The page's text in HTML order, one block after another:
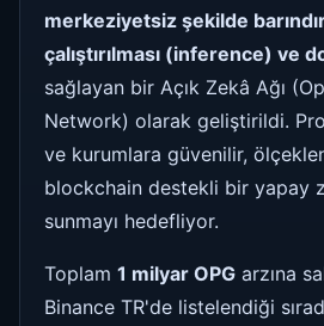
merkeziyetsiz şekilde
çalıştırılması (inference) ve
sağlayan bir Açık Zekâ Ağı
Network) olarak geliştirildi.
ve kurumlara güvenilir,
blockchain destekli bir yapay
sunmayı hedefliyor.
Toplam 1 milyar OPG arzına
Binance TR'de listelendiği